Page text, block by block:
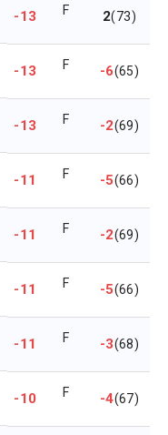
-13 F 2(73)
-13 F -6(65)
-13 F -2(69)
-11 F -5(66)
-11 F -2(69)
-11 F -5(66)
-11 F -3(68)
-10 F -4(67)